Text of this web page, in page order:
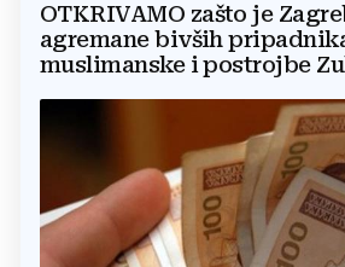
OTKRIVAMO zašto je
agremane bivših
muslimanske i postrojbe